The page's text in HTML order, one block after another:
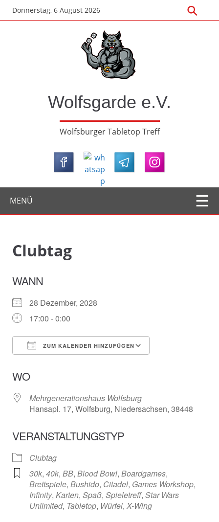
ZumDonnerstag, 6 August 2026
Wolfsgarde e.V.
Wolfsburger Tabletop Treff
MENÜ
Clubtag
WANN
28 Dezember, 2028
17:00 - 0:00
ZUM KALENDER HINZUFÜGEN
WO
Mehrgenerationshaus Wolfsburg
Hansapl. 17, Wolfsburg, Niedersachsen, 38448
VERANSTALTUNGSTYP
Clubtag
30k, 40k, BB, Blood Bowl, Boardgames,
Brettspiele, Bushido, Citadel, Games Workshop,
Infinity, Karten, Spaß, Spieletreff, Star Wars
Unlimited, Tabletop, Würfel, X-Wing